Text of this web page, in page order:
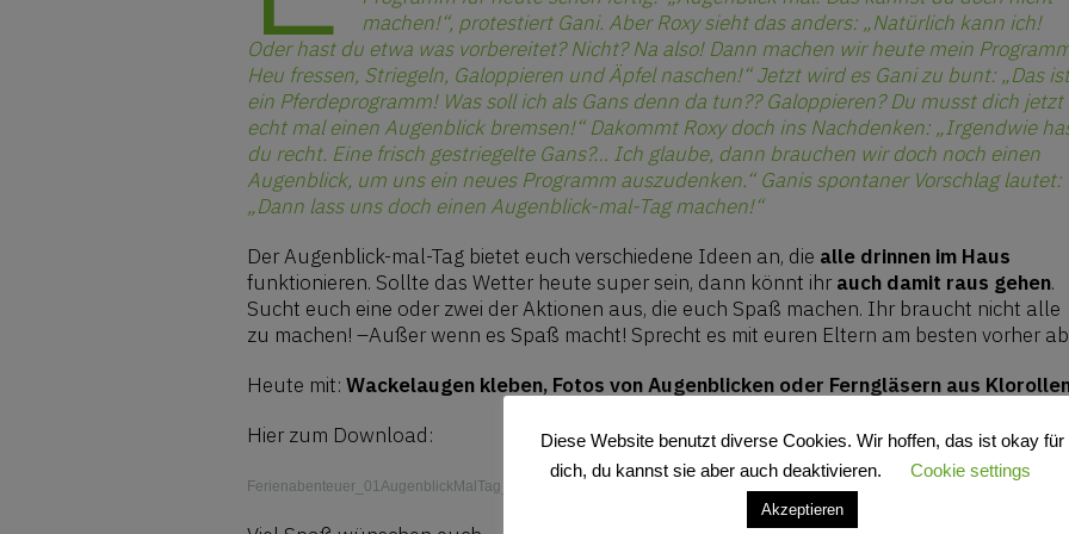
machen!“, protestiert Gani. Aber Roxy sieht das anders: „Natürlich kann ich!
Oder hast du etwa was vorbereitet? Nicht? Na also! Dann machen wir heute mein
Heu fressen, Striegeln, Galoppieren und Äpfel naschen!“ Jetzt wird es Gani zu bunt: „Das ist
ein Pferdeprogramm! Was soll ich als Gans denn da tun?? Galoppieren? Du musst dich jetzt
echt mal einen Augenblick bremsen!“ Dakommt Roxy doch ins Nachdenken: „Irgendwie
du recht. Eine frisch gestriegelte Gans?… Ich glaube, dann brauchen wir doch noch einen
Augenblick, um uns ein neues Programm auszudenken.“ Ganis spontaner Vorschlag lautet:
„Dann lass uns doch einen Augenblick-mal-Tag machen!“
Der Augenblick-mal-Tag bietet euch verschiedene Ideen an, die alle drinnen im Haus
funktionieren. Sollte das Wetter heute super sein, dann könnt ihr auch damit raus gehen.
Sucht euch eine oder zwei der Aktionen aus, die euch Spaß machen. Ihr braucht nicht alle
zu machen! –Außer wenn es Spaß macht! Sprecht es mit euren Eltern am besten vorher
Heute mit: Wackelaugen kleben, Fotos von Augenblicken oder Ferngläsern aus
Hier zum Download:
Ferienabenteuer_01AugenblickMalTag_Endf
Diese Website benutzt diverse Cookies. Wir hoffen, das ist okay für
dich, du kannst sie aber auch deaktivieren.
Cookie settings
Akzeptieren